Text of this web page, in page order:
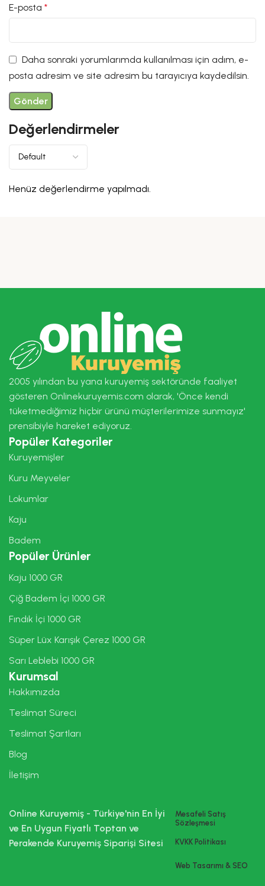
Değerlendirmeler
Henüz değerlendirme yapılmadı.
E-posta*
Daha sonraki yorumlarımda kullanılması için adım, e-
posta adresim ve site adresim bu tarayıcıya kaydedilsin.
2005 yılından bu yana kuruyemiş sektöründe faaliyet
gösteren Onlinekuruyemis.com olarak, 'Önce kendi
tüketmediğimiz hiçbir ürünü müşterilerimize sunmayız'
prensibiyle hareket ediyoruz.
Popüler Kategoriler
Kuruyemişler
Kuru Meyveler
Lokumlar
Kaju
Badem
Popüler Ürünler
Kaju 1000 GR
Çiğ Badem İçi 1000 GR
Fındık İçi 1000 GR
Süper Lüx Karışık Çerez 1000 GR
Sarı Leblebi 1000 GR
Kurumsal
Hakkımızda
Teslimat Süreci
Teslimat Şartları
Blog
İletişim
Online Kuruyemiş - Türkiye'nin En İyi
ve En Uygun Fiyatlı Toptan ve
Perakende Kuruyemiş Siparişi Sitesi
Mesafeli Satış
Sözleşmesi
KVKK Politikası
Web Tasarımı & SEO